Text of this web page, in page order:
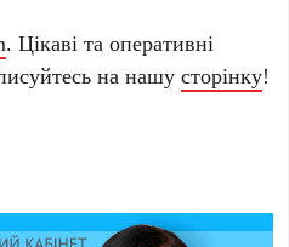
. Цікаві та оперативні
на нашусторінку!